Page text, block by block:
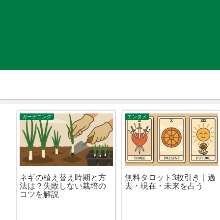
ガーデニング
ネギの植え替え時期と方
法は？失敗しない栽培の
コツを解説
エンタメ
無料タロット3枚引き｜過
去・現在・未来を占う